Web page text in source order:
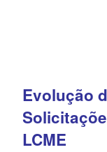
Evolução
LCME